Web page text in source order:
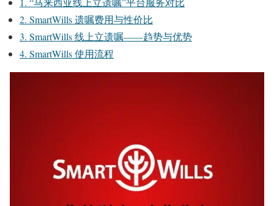
2. SmartWills 遗嘱费用与性价比
3. SmartWills 线上立遗嘱——趋势与优势
4. SmartWills 使用流程